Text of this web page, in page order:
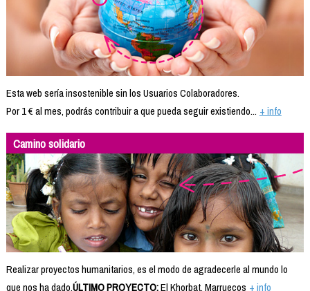
Esta web sería insostenible sin los Usuarios Colaboradores.
Por 1 € al mes, podrás contribuir a que pueda seguir existiendo... + info
Camino solidario
Realizar proyectos humanitarios, es el modo de agradecerle al mundo lo
que nos ha dado.ÚLTIMO PROYECTO:El Khorbat, Marruecos + info